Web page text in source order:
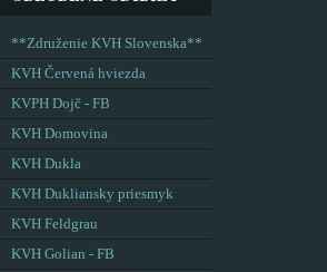
**Združenie KVH Slovenska**
KVH Červená hviezda
KVPH Dojč - FB
KVH Domovina
KVH Dukla
KVH Dukliansky priesmyk
KVH Feldgrau
KVH Golian - FB